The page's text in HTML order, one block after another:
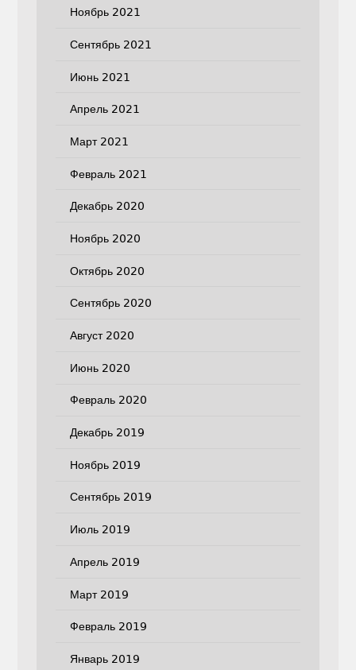
Ноябрь 2021
Сентябрь 2021
Июнь 2021
Апрель 2021
Март 2021
Февраль 2021
Декабрь 2020
Ноябрь 2020
Октябрь 2020
Сентябрь 2020
Август 2020
Июнь 2020
Февраль 2020
Декабрь 2019
Ноябрь 2019
Сентябрь 2019
Июль 2019
Апрель 2019
Март 2019
Февраль 2019
Январь 2019